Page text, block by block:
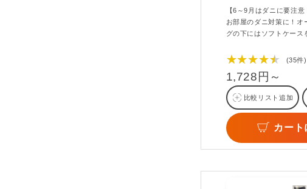
【6～9月はダニに要注意
お部屋のダニ対策に！オ
グの下にはソフトケース
★★★★★ (35件)
1,728円～
比較リスト追加
カート